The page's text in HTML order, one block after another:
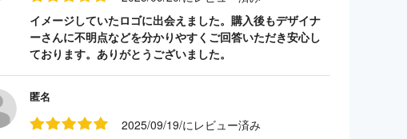
イメージしていたロゴに出会えました。購入後もデザイナ
ーさんに不明点などを分かりやすくご回答いただき安心し
ております。ありがとうございました。
匿名
2025/09/19/にレビュー済み